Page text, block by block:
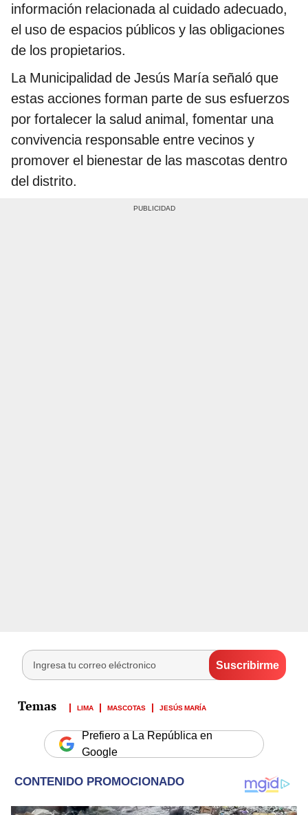
información relacionada al cuidado adecuado,
el uso de espacios públicos y las obligaciones
de los propietarios.
La Municipalidad de Jesús María señaló que
estas acciones forman parte de sus esfuerzos
por fortalecer la salud animal, fomentar una
convivencia responsable entre vecinos y
promover el bienestar de las mascotas dentro
del distrito.
LIMA MASCOTAS JESÚS MARÍA
Prefiero a La República en
Google